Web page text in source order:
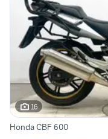
16
Honda CBF 600